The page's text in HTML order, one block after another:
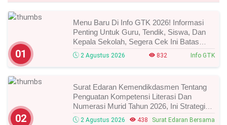
01
Menu Baru Di Info GTK 2026! Informasi
Penting Untuk Guru, Tendik, Siswa, Dan
Kepala Sekolah, Segera Cek Ini Batas
Waktunya!
2 Agustus 2026 832 Info GTK
02
Surat Edaran Kemendikdasmen Tentang
Penguatan Kompetensi Literasi Dan
Numerasi Murid Tahun 2026, Ini Strategi
Dan Alurnya
2 Agustus 2026 438 Surat Edaran Bersama